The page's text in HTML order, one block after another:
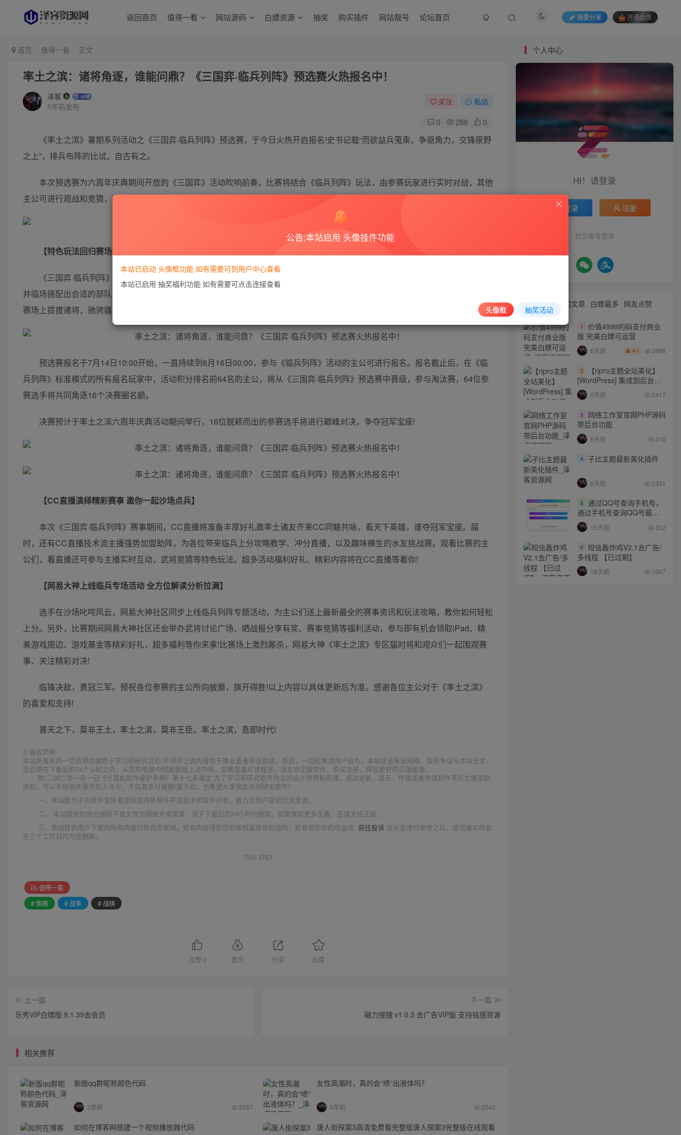
返回首页 值得一看 网站源码 白嫖资源 抽奖 购买插件 网站靓号 论坛首页 我要分享 开通会员
首页 值得一看 正文
率土之滨：诸将角逐，谁能问鼎？《三国弈·临兵列阵》预选赛火热报名中！
泽客
5年前发布
关注 私信
0 288 0
《率土之滨》暑期系列活动之《三国弈·临兵列阵》预选赛，于今日火热开启报名!史书记载“而欲益兵蒐乘，争驱角力，交锋原野
之上”，排兵布阵的比试，自古有之。
本次预选赛为六周年庆典期间开放的《三国弈》活动吹响前奏，比赛将结合《临兵列阵》玩法，由参赛玩家进行实时对战，其他
主公可进行观战和竞猜，欢迎各位主公踊跃报名，一同谋兵法将略，督百万雄兵，在紧张激烈的角逐中克敌制胜，问鼎中原!
【特色玩法回归赛场 在排兵布阵中争夺冠军荣耀】
《三国弈·临兵列阵》预选赛中，特色玩法《临兵列阵》将再次开放，主公将面对不同的对手，在对局中招募武将、习得战法，
并临场搭配出合适的部队、与对手进行决战，在6×6的小巧地图上更考验主公们排兵布阵的策略。率土名将数百人，各位主公亦可在
赛场上提拔诸将，驰骋疆场，纵横天下，可与曹、刘共称英雄也。
预选赛报名于7月14日10:00开始，一直持续到8月16日00:00，参与《临兵列阵》活动的主公可进行报名。报名截止后，在《临
兵列阵》标准模式的所有报名玩家中，活动积分排名前64名的主公，将从《三国弈·临兵列阵》预选赛中晋级，参与淘汰赛，64位参
赛选手将共同角逐16个决赛圈名额。
决赛预计于率土之滨六周年庆典活动期间举行，16位脱颖而出的参赛选手将进行巅峰对决，争夺冠军宝座!
【CC直播演绎精彩赛事 邀你一起沙场点兵】
本次《三国弈·临兵列阵》赛事期间，CC直播将准备丰厚好礼邀率土诸友齐来CC同觞共咏，看天下英雄，谁夺冠军宝座。届
时，还有CC直播技术流主播强势加盟助阵，为各位带来临兵上分攻略教学、冲分直播，以及趣味横生的水友挑战赛。观看比赛的主
公们，看直播还可参与主播实时互动，武将竞猜等特色玩法。超多活动福利好礼、精彩内容将在CC直播等着你!
【网易大神上线临兵专场活动 全方位解读分析拉满】
选手在沙场叱咤风云，网易大神社区同步上线临兵列阵专题活动，为主公们送上最新最全的赛事资讯和玩法攻略，教你如何轻松
上分。另外，比赛期间网易大神社区还会举办武将讨论广场、晒战报分享有奖、赛事竞猜等福利活动，参与即有机会领取iPad、精
美游戏周边、游戏基金等精彩好礼，超多福利等你来拿!比赛场上激烈厮杀，网易大神《率土之滨》专区届时将和观众们一起围观赛
事、关注精彩对决!
临锋决敌，勇冠三军。预祝各位参赛的主公所向披靡，旗开得胜!以上内容以具体更新后为准。感谢各位主公对于《率土之滨》
的喜爱和支持!
普天之下，莫非王土，率土之滨，莫非王臣。率土之滨，吾即时代!
© 版权声明
本站所发布的一切资源仅限用于学习和研究目的;不得将上述内容用于商业或者非法用途，否则，一切后果请用户自负。本站信息来自网络，版权争议与本站无关。
您必须在下载后的24个小时之内，从您的电脑中彻底删除上述内容。如果您喜欢该程序，请支持正版软件，购买注册，得到更好的正版服务。
附:二00二年一月一日《计算机软件保护条例》第十七条规定:为了学习和研究软件内含的设计思想和原理，通过安装、显示、传输或者存储软件等方式使用软
件的，可以不经软件著作权人许可，不向其支付报酬!鉴于此，也希望大家按此说明研究软件!
一、本站致力于为软件爱好者提供国内外软件开发技术和软件共享，着力为用户提供优资资源。
二、 本站提供的部分源码下载文件为网络共享资源，请于下载后的24小时内删除。如需体验更多乐趣，还请支持正版。
三、我站提供用户下载的所有内容均转自互联网。如有内容侵犯您的版权或其他利益的，若有侵犯你的权益请: 前往投诉 站长会进行审查之后，情况属实的会
在三个工作日内为您删除。
THE END
值得一看
# 策略
# 战争 # 战棋
点赞 0 赞赏 分享 收藏
上一篇
乐秀VIP白嫖版 9.1.39去会员
下一篇
磁力搜搜 v1.0.3 去广告VIP版 支持铭感资源
相关推荐
新版qq群昵称颜色代码
2年前 3387
女性高潮时，真的会“喷”出液体吗？
5年前 2542
如何在博客网搭建一个视频播放器代码 唐人街探案3高清免费看完整版唐人探案3完整版在线观看
个人中心
HI！请登录
登录 注册
社交账号登录
热门文章 白嫖最多 网友点赞
1
价值4999的码支付商业
版 完美白嫖可运营
6天前 ￥ 1 2888
2
【ripro主题全站美化】
[WordPress] 集成到后台功
能的全站美化包
WordPress…
6天前 2417
3
网络工作室官网PHP源码
带后台功能
6天前 410
4 子比主题最新美化插件
6天前 2331
5 通过QQ号查询手机号，
通过手机号查询QQ号最新
网站源码
15天前 352
6 短信轰炸鸡V2.1去广告/
多线程 【已过期】
18天前 1967
公告:本站启用 头像挂件功能
本站已启动 头像框功能 如有需要可到用户中心查看
本站已启用 抽奖福利功能 如有需要可点击连接查看
头像框 抽奖活动